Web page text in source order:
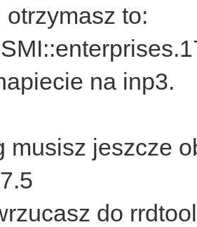
to:
na inp3.
musisz jeszcze
do